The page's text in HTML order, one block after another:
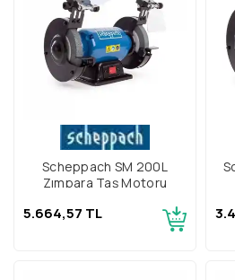
Scheppach SM 200L
Zımpara Taş Motoru
5.664,57 TL